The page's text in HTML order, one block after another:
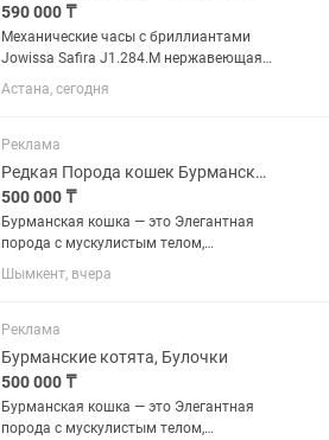
590 000 ₸
Механические часы с бриллиантами
Jowissa Safira J1.284.M нержавеющая
сталь Форма корпуса: Круг Материал
часов: Нержавеющая сталь Вид
Минеральное Вид ремешка:...
Астана, сегодня
Реклама
Редкая Порода кошек Бурманские
500 000 ₸
Бурманская кошка — это Элегантная
порода с мускулистым телом,
шелковистой шерстью и
выразительными глазами. Они
характером: невероятно привязаны к
человеку, активны,...
Шымкент, вчера
Реклама
Бурманские котята, Булочки
500 000 ₸
Бурманская кошка — это Элегантная
порода с мускулистым телом,